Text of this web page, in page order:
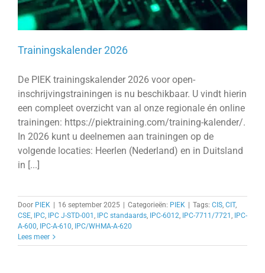
Trainingskalender 2026
De PIEK trainingskalender 2026 voor open-
inschrijvingstrainingen is nu beschikbaar. U vindt hierin
een compleet overzicht van al onze regionale én online
trainingen: https://piektraining.com/training-kalender/.
In 2026 kunt u deelnemen aan trainingen op de
volgende locaties: Heerlen (Nederland) en in Duitsland
in [...]
Door PIEK | 16 september 2025 | Categorieën: PIEK | Tags: CIS CIT,
CSE IPC IPC J-STD-001 IPC standaards IPC-6012 IPC-7711/7721 IPC-
A-600 IPC-A-610 IPC/WHMA-A-620
Lees meer